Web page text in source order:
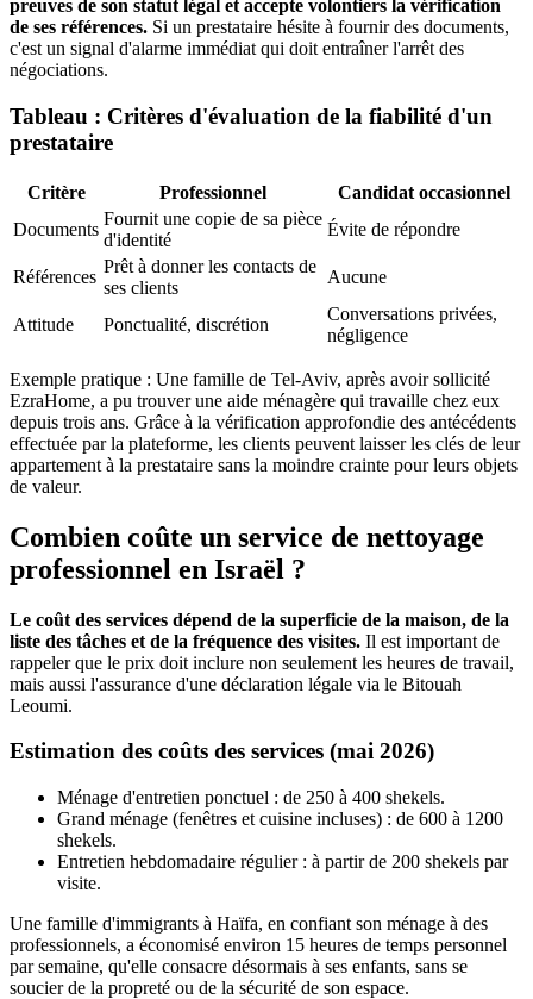
preuves de son statut légal et accepte volontiers la vérification
de ses références. Si un prestataire hésite à fournir des documents,
c'est un signal d'alarme immédiat qui doit entraîner l'arrêt des
négociations.
Tableau : Critères d'évaluation de la fiabilité d'un
prestataire
Critère Professionnel
Candidat occasionnel
Documents
Fournit une copie de sa pièce
d'identité
Évite de répondre
Références
Prêt à donner les contacts de
ses clients
Aucune
Attitude Ponctualité, discrétion
Conversations privées,
négligence
Exemple pratique : Une famille de Tel-Aviv, après avoir sollicité
EzraHome, a pu trouver une aide ménagère qui travaille chez eux
depuis trois ans. Grâce à la vérification approfondie des antécédents
effectuée par la plateforme, les clients peuvent laisser les clés de leur
appartement à la prestataire sans la moindre crainte pour leurs objets
de valeur.
Combien coûte un service de nettoyage
professionnel en Israël ?
Le coût des services dépend de la superficie de la maison, de la
liste des tâches et de la fréquence des visites. Il est important de
rappeler que le prix doit inclure non seulement les heures de travail,
mais aussi l'assurance d'une déclaration légale via le Bitouah
Leoumi.
Estimation des coûts des services (mai 2026)
Ménage d'entretien ponctuel : de 250 à 400 shekels.
Grand ménage (fenêtres et cuisine incluses) : de 600 à 1200
shekels.
Entretien hebdomadaire régulier : à partir de 200 shekels par
visite.
Une famille d'immigrants à Haïfa, en confiant son ménage à des
professionnels, a économisé environ 15 heures de temps personnel
par semaine, qu'elle consacre désormais à ses enfants, sans se
soucier de la propreté ou de la sécurité de son espace.